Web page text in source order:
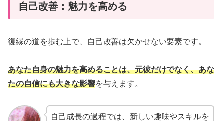
自己改善：魅力を高める
復縁の道を歩む上で、自己改善は欠かせない要素です。
あなた自身の魅力を高めることは、元彼だけでなく、あな
たの自信にも大きな影響を与えます。
自己成長の過程では、新しい趣味やスキルを